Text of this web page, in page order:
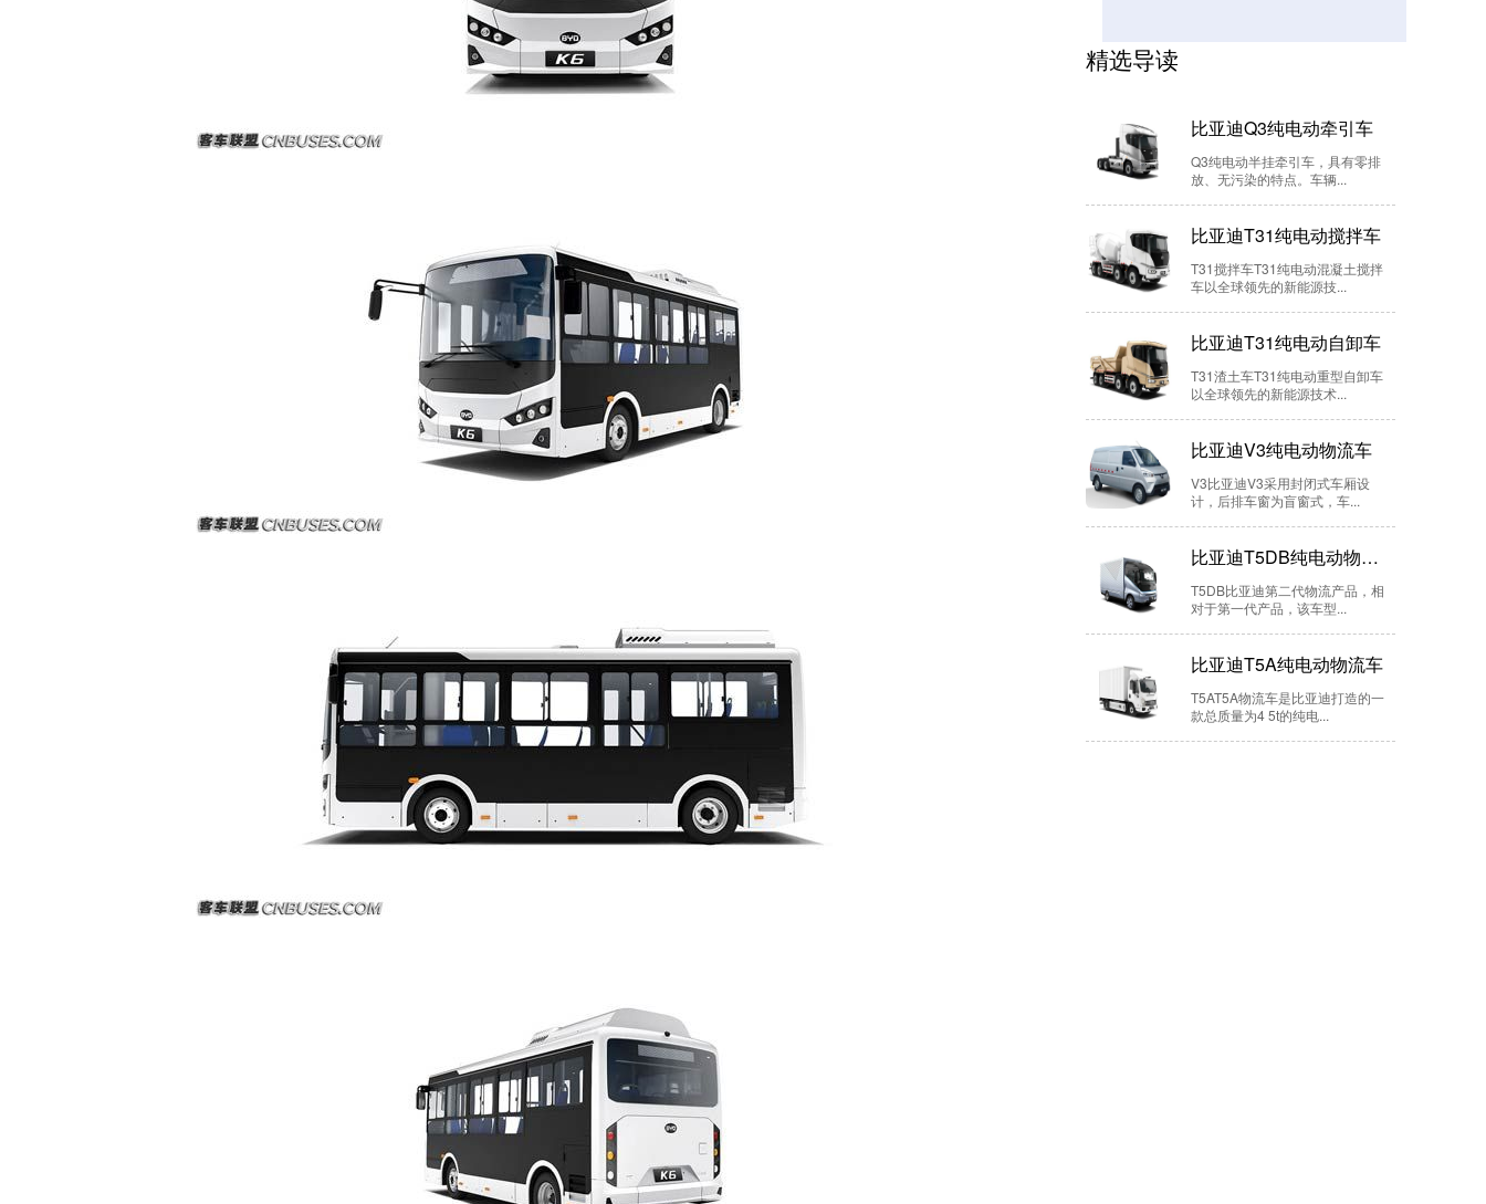
精选导读
比亚迪Q3纯电动牵引车
Q3纯电动半挂牵引车，具有零排
放、无污染的特点。车辆...
比亚迪T31纯电动搅拌车
T31搅拌车T31纯电动混凝土搅拌
车以全球领先的新能源技...
比亚迪T31纯电动自卸车
T31渣土车T31纯电动重型自卸车
以全球领先的新能源技术...
比亚迪V3纯电动物流车
V3比亚迪V3采用封闭式车厢设
计，后排车窗为盲窗式，车...
比亚迪T5DB纯电动物流车
T5DB比亚迪第二代物流产品，相
对于第一代产品，该车型...
比亚迪T5A纯电动物流车
T5AT5A物流车是比亚迪打造的一
款总质量为4 5t的纯电...